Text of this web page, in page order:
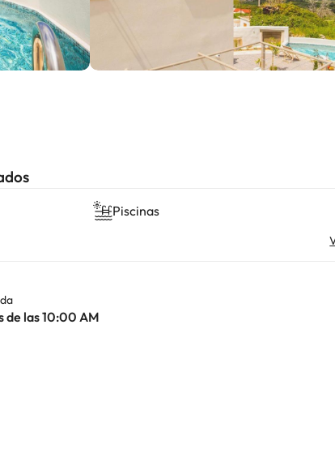
Piscinas
de las 10:00 AM